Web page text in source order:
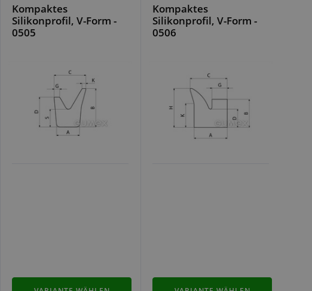
Kompaktes
Silikonprofil, V-Form -
0505
Kompaktes
Silikonprofil, V-Form -
0506